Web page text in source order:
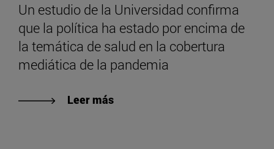
Un estudio de la Universidad confirma
que la política ha estado por encima de
la temática de salud en la cobertura
mediática de la pandemia
Leer más